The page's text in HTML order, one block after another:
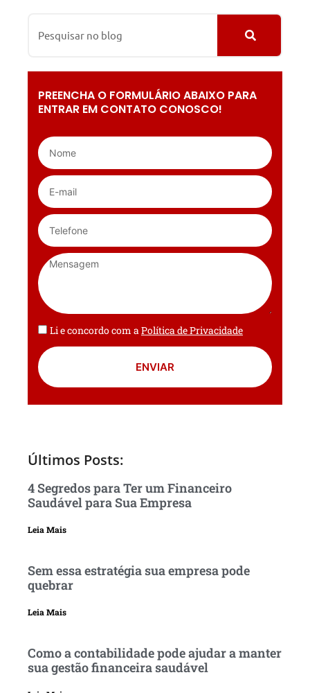
PREENCHA O FORMULÁRIO ABAIXO PARA
ENTRAR EM CONTATO CONOSCO!
Li e concordo com a Política de Privacidade
ENVIAR
Últimos Posts:
4 Segredos para Ter um Financeiro
Saudável para Sua Empresa
Leia Mais
Sem essa estratégia sua empresa pode
quebrar
Leia Mais
Como a contabilidade pode ajudar a manter
sua gestão financeira saudável